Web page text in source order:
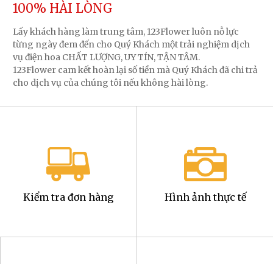
100% HÀI LÒNG
Lấy khách hàng làm trung tâm, 123Flower luôn nỗ lực
từng ngày đem đến cho Quý Khách một trải nghiệm dịch
vụ điện hoa CHẤT LƯỢNG, UY TÍN, TẬN TÂM.
123Flower cam kết hoàn lại số tiền mà Quý Khách đã chi trả
cho dịch vụ của chúng tôi nếu không hài lòng.
Kiểm tra đơn hàng Hình ảnh thực tế